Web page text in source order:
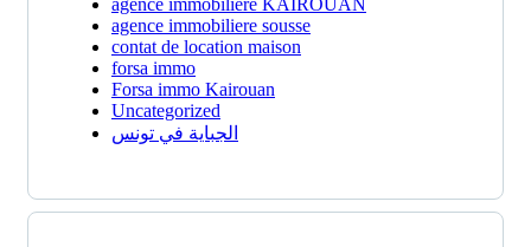
agence immobiliere KAIROUAN
agence immobiliere sousse
contat de location maison
forsa immo
Forsa immo Kairouan
Uncategorized
الجباية في تونس